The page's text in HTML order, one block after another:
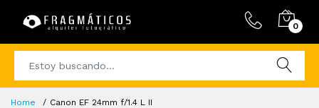
0
Home Canon EF 24mm f/1.4 L II